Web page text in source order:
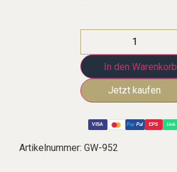
In den Warenkorb
VISA Pay Pal EPS link
Artikelnummer:GW-952